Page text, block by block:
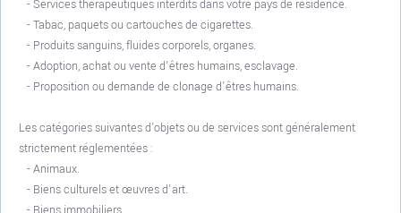
- Services thérapeutiques interdits dans votre pays de résidence.
- Tabac, paquets ou cartouches de cigarettes.
- Produits sanguins, fluides corporels, organes.
- Adoption, achat ou vente d'êtres humains, esclavage.
- Proposition ou demande de clonage d'êtres humains.
Les catégories suivantes d'objets ou de services sont généralement
strictement réglementées :
- Animaux.
- Biens culturels et œuvres d'art.